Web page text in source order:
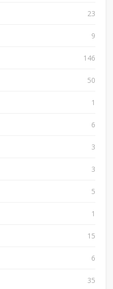
23
9
146
50
1
6
3
3
5
1
15
6
35